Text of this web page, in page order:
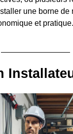
une borne de
et pratique.